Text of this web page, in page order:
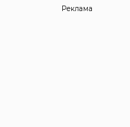
Реклама